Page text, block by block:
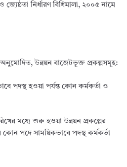
নির্ধারণ বিধিমালা, ২০০৫ নামে
উন্নয়ন বাজেটভূক্ত প্রকল্পসমূহ:
পদস্থ হওয়া পর্যন্ত কোন কর্মকর্তা ও
মধ্যে শুরু হওয়া উন্নয়ন প্রকল্পের
পদে সাময়িকভাবে পদস্থ কর্মকর্তা